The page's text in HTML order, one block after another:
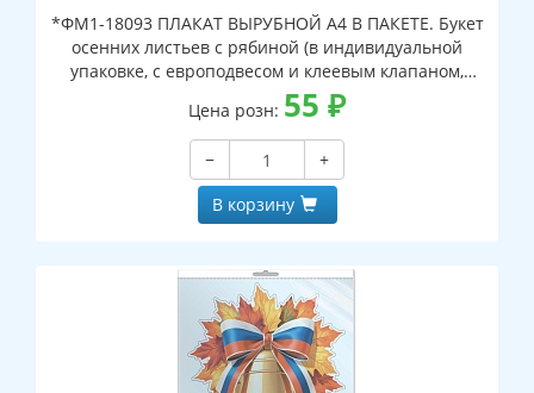
*ФМ1-18093 ПЛАКАТ ВЫРУБНОЙ А4 В ПАКЕТЕ. Букет
осенних листьев с рябиной (в индивидуальной
упаковке, с европодвесом и клеевым клапаном,
двухсторонний, ВД-лак)
Цена розн: 55 ₽
−
+
В корзину